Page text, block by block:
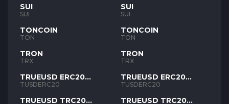
SUI
SUI
TONCOIN
TON
TRON
TRX
TRUEUSD ERC20
TUSD
TUSDERC20
TRUEUSD TRC20
SUI
SUI
TONCOIN
TON
TRON
TRX
TRUEUSD ERC20
TUSD
TUSDERC20
TRUEUSD TRC20